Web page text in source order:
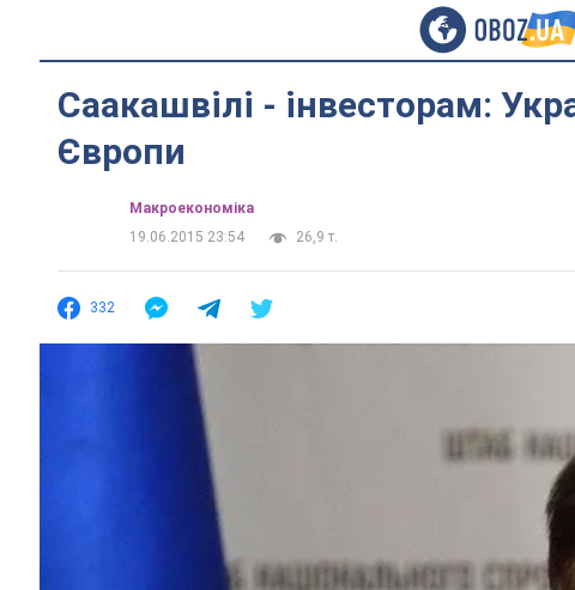
Саакашвілі - інвесторам:
Європи
Mакроекономіка
19.06.2015 23:54
26,9 т.
332